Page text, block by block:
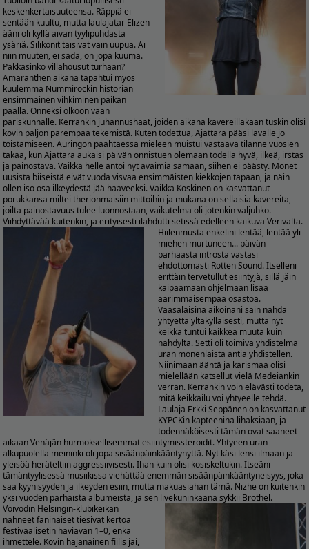
keskenkertaisuuteensa. Räppiä ei
sentään kuultu, mutta laulajatar Elizen
ääni oli kyllä aivan tyylipuhdasta
ysäriä. Silikonit taisivat vain uupua. Ai
niin muuten, ei sada, on jopa kuuma.
Pakkasinko villahousut turhaan?
Amaranthen aikana tapahtui myös
kuulemma Nummirockin historian
ensimmäinen vihkiminen paikan
päällä. Onneksi olkoon vaan
pariskunnalle. Kerrankin juhannushäät, joiden aikana kavereillakaan tuskin olisi
kovin paljon parempaa tekemistä. Kuten todettua, Ajattara pääsi lavalle jo
toistamiseen. Auringon paahtaessa mieleen muistui vastaava tilanne vuosien
takaa, kun Ajattara aukaisi päivän onnistuen olemaan todella hyvä, ilkeä, irstas
ja painostava. Vaikka helle antoi nyt avaimia samaan, siihen ei päästy. Monet
uusista biiseistä eivät vuoda visvaa ensimmäisten kiekkojen tapaan, ja näin
ollen iso osa ilkeydestä jää haaveeksi. Vaikka Koskinen on kasvattanut
porukkansa miltei therionmaisiin mittoihin ja mukana on sellaisia kavereita,
joilta painostavuus tulee luonnostaan, vaikutelma oli jotenkin valjuhko.
Viihdyttävää kuitenkin, ja erityisesti ilahdutti setissä edelleen kaikuva Verivalta.
Hiilenmusta enkelini lentää, lentää yli
miehen murtuneen... päivän
parhaasta introsta vastasi
ehdottomasti Rotten Sound. Itselleni
erittäin tervetullut esiintyjä, sillä jäin
kaipaamaan ohjelmaan lisää
äärimmäisempää osastoa.
Vaasalaisina aikoinani sain nähdä
yhtyettä yltäkylläisesti, mutta nyt
keikka tuntui kaikkea muuta kuin
nähdyltä. Setti oli toimiva yhdistelmä
uran monenlaista antia yhdistellen.
Niinimaan ääntä ja karismaa olisi
mielellään katsellut vielä Medeiankin
verran. Kerrankin voin elävästi todeta,
mitä keikkailu voi yhtyeelle tehdä.
Laulaja Erkki Seppänen on kasvattanut
KYPCKin kapteenina lihaksiaan, ja
todennäköisesti tämän ovat saaneet
aikaan Venäjän hurmoksellisemmat esiintymissteroidit. Yhtyeen uran
alkupuolella meininki oli jopa sisäänpäinkääntynyttä. Nyt käsi lensi ilmaan ja
yleisöä heräteltiin aggressiivisesti. Ihan kuin olisi kosiskeltukin. Itseäni
tämäntyylisessä musiikissa viehättää enemmän sisäänpäinkääntyneisyys, joka
saa kyynisyyden ja ilkeyden esiin, mutta makuasiahan tämä. Nizhe on kuitenkin
yksi vuoden parhaista albumeista, ja sen livekuninkaana sykkii Brothel.
Voivodin Helsingin-klubikeikan
nähneet faninaiset tiesivät kertoa
festivaalisetin häviävän 1–0, enkä
ihmettele. Kovin hajanainen fiilis jäi,